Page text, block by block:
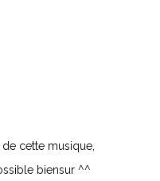
cette musique,
biensur ^^